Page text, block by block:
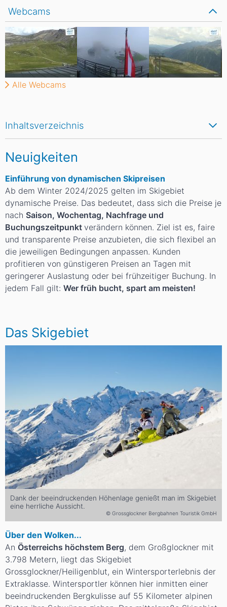
Inhaltsverzeichnis
Neuigkeiten
Einführung von dynamischen Skipreisen
Ab dem Winter 2024/2025 gelten im Skigebiet
dynamische Preise. Das bedeutet, dass sich die Preise je
nach Saison, Wochentag, Nachfrage und
Buchungszeitpunkt verändern können. Ziel ist es, faire
und transparente Preise anzubieten, die sich flexibel an
die jeweiligen Bedingungen anpassen. Kunden
profitieren von günstigeren Preisen an Tagen mit
geringerer Auslastung oder bei frühzeitiger Buchung. In
jedem Fall gilt: Wer früh bucht, spart am meisten!
Das Skigebiet
Dank der beeindruckenden Höhenlage genießt man im Skigebiet
eine herrliche Aussicht.
© Grossglockner Bergbahnen Touristik GmbH
Über den Wolken...
An Österreichs höchstem Berg, dem Großglockner mit
3.798 Metern, liegt das Skigebiet
Grossglockner/Heiligenblut, ein Wintersporterlebnis der
Extraklasse. Wintersportler können hier inmitten einer
beeindruckenden Bergkulisse auf 55 Kilometer alpinen
Webcams
Alle Webcams